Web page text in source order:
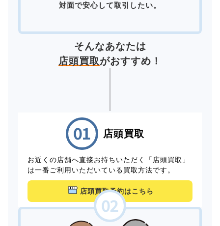
対面で安心して取引したい。
そんなあなたは
店頭買取がおすすめ！
店頭買取
お近くの店舗へ直接お持ちいただく「店頭買取」
は一番ご利用いただいている買取方法です。
店頭買取予約はこちら